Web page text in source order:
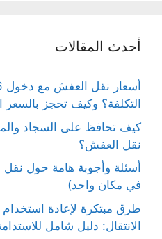
أحدث المقالات
التكلفة؟ وكيف تحجز بالسعر
كيف تحافظ على السجاد
نقل العفش؟
أسئلة وأجوبة هامة حول نقل
في مكان واحد)
طرق مبتكرة لإعادة
الانتقال: دليل شامل